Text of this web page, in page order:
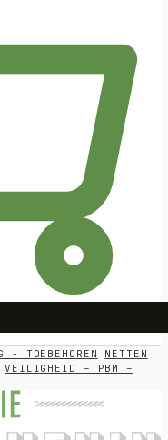
- TOEBEHOREN
NETTEN
VEILIGHEID – PBM –